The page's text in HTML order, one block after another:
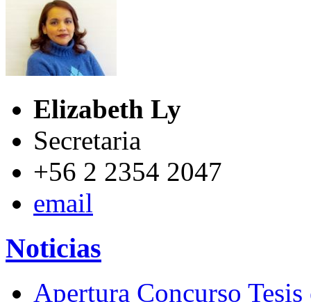
Elizabeth Ly
Secretaria
+56 2 2354 2047
email
Noticias
Apertura Concurso